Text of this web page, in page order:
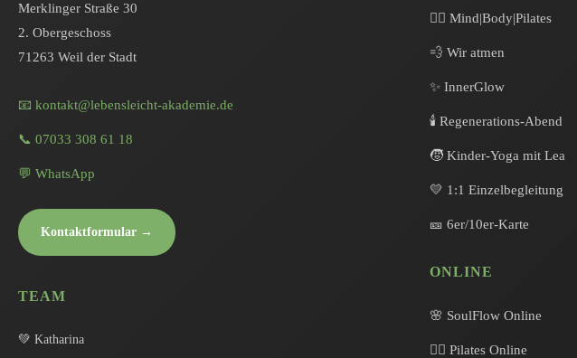
Merklinger Straße 30
2. Obergeschoss
71263 Weil der Stadt
📧 kontakt@lebensleicht-akademie.de
📞 07033 308 61 18
💬 WhatsApp
Kontaktformular →
TEAM
💚 Katharina
🧘‍♀️ Mind|Body|Pilates
💨 Wir atmen
✨ InnerGlow
🕯️ Regenerations-Abend
🧒 Kinder-Yoga mit Lea
💛 1:1 Einzelbegleitung
🎫 6er/10er-Karte
ONLINE
🌸 SoulFlow Online
🧘‍♀️ Pilates Online